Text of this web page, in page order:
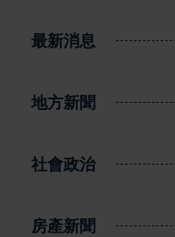
最新消息
地方新聞
社會政治
房產新聞